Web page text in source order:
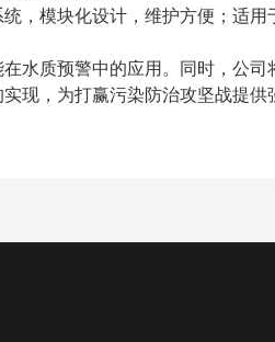
，模块化设计，维护方便；适用
水质预警中的应用。同时，公司
现，为打赢污染防治攻坚战提供